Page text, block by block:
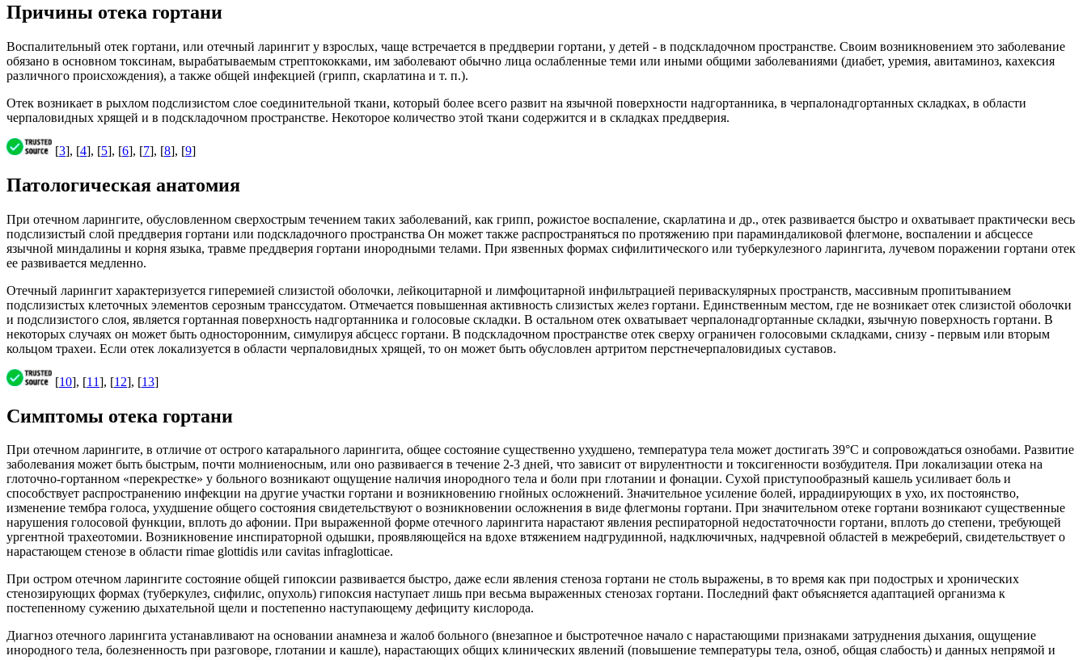
Причины отека гортани
Воспалительный отек гортани, или отечный ларингит у взрослых, чаще встречается в преддверии гортани, у детей - в подскладочном пространстве. Своим возникновением это заболевание
обязано в основном токсинам, вырабатываемым стрептококками, им заболевают обычно лица ослабленные теми или иными общими заболеваниями (диабет, уремия, авитаминоз, кахексия
различного происхождения), а также общей инфекцией (грипп, скарлатина и т. п.).
Отек возникает в рыхлом подслизистом слое соединительной ткани, который более всего развит на язычной поверхности надгортанника, в черпалонадгортанных складках, в области
черпаловидных хрящей и в подскладочном пространстве. Некоторое количество этой ткани содержится и в складках преддверия.
[3], [4], [5], [6], [7], [8], [9]
Патологическая анатомия
При отечном ларингите, обусловленном сверхострым течением таких заболеваний, как грипп, рожистое воспаление, скарлатина и др., отек развивается быстро и охватывает практически весь
подслизистый слой преддверия гортани или подскладочного пространства Он может также распространяться по протяжению при параминдаликовой флегмоне, воспалении и абсцессе
язычной миндалины и корня языка, травме преддверия гортани инородными телами. При язвенных формах сифилитического или туберкулезного ларингита, лучевом поражении гортани отек
ее развивается медленно.
Отечный ларингит характеризуется гиперемией слизистой оболочки, лейкоцитарной и лимфоцитарной инфильтрацией периваскулярных пространств, массивным пропитыванием
подслизистых клеточных элементов серозным транссудатом. Отмечается повышенная активность слизистых желез гортани. Единственным местом, где не возникает отек слизистой оболочки
и подслизистого слоя, является гортанная поверхность надгортанника и голосовые складки. В остальном отек охватывает черпалонадгортанные складки, язычную поверхность гортани. В
некоторых случаях он может быть односторонним, симулируя абсцесс гортани. В подскладочном пространстве отек сверху ограничен голосовыми складками, снизу - первым или вторым
кольцом трахеи. Если отек локализуется в области черпаловидных хрящей, то он может быть обусловлен артритом перстнечерпаловидиых суставов.
[10], [11], [12], [13]
Симптомы отека гортани
При отечном ларингите, в отличие от острого катарального ларингита, общее состояние существенно ухудшено, температура тела может достигать 39°С и сопровождаться ознобами. Развитие
заболевания может быть быстрым, почти молниеносным, или оно развиваегся в течение 2-3 дней, что зависит от вирулентности и токсигенности возбудителя. При локализации отека на
глоточно-гортанном «перекрестке» у больного возникают ощущение наличия инородного тела и боли при глотании и фонации. Сухой приступообразный кашель усиливает боль и
способствует распространению инфекции на другие участки гортани и возникновению гнойных осложнений. Значительное усиление болей, иррадиирующих в ухо, их постоянство,
изменение тембра голоса, ухудшение общего состояния свидетельствуют о возникновении осложнения в виде флегмоны гортани. При значительном отеке гортани возникают существенные
нарушения голосовой функции, вплоть до афонии. При выраженной форме отечного ларингита нарастают явления респираторной недостаточности гортани, вплоть до степени, требующей
ургентной трахеотомии. Возникновение инспираторной одышки, проявляющейся на вдохе втяжением надгрудинной, надключичных, надчревной областей в межреберий, свидетельствует о
нарастающем стенозе в области rimae glottidis или cavitas infraglotticae.
При остром отечном ларингите состояние общей гипоксии развивается быстро, даже если явления стеноза гортани не столь выражены, в то время как при подострых и хронических
стенозирующих формах (туберкулез, сифилис, опухоль) гипоксия наступает лишь при весьма выраженных стенозах гортани. Последний факт объясняется адаптацией организма к
постепенному сужению дыхательной щели и постепенно наступающему дефициту кислорода.
Диагноз отечного ларингита устанавливают на основании анамнеза и жалоб больного (внезапное и быстротечное начало с нарастающими признаками затруднения дыхания, ощущение
инородного тела, болезненность при разговоре, глотании и кашле), нарастающих общих клинических явлений (повышение температуры тела, озноб, общая слабость) и данных непрямой и